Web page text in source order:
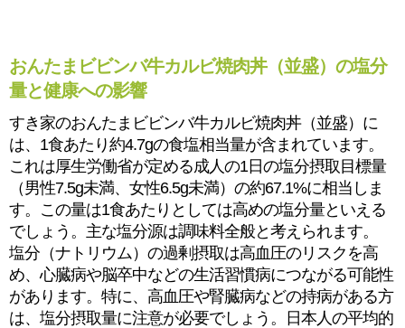
おんたまビビンバ牛カルビ焼肉丼（並盛）の塩分
量と健康への影響
すき家のおんたまビビンバ牛カルビ焼肉丼（並盛）に
は、1食あたり約4.7gの食塩相当量が含まれています。
これは厚生労働省が定める成人の1日の塩分摂取目標量
（男性7.5g未満、女性6.5g未満）の約67.1%に相当しま
す。この量は1食あたりとしては高めの塩分量といえる
でしょう。主な塩分源は調味料全般と考えられます。
塩分（ナトリウム）の過剰摂取は高血圧のリスクを高
め、心臓病や脳卒中などの生活習慣病につながる可能性
があります。特に、高血圧や腎臓病などの持病がある方
は、塩分摂取量に注意が必要でしょう。日本人の平均的